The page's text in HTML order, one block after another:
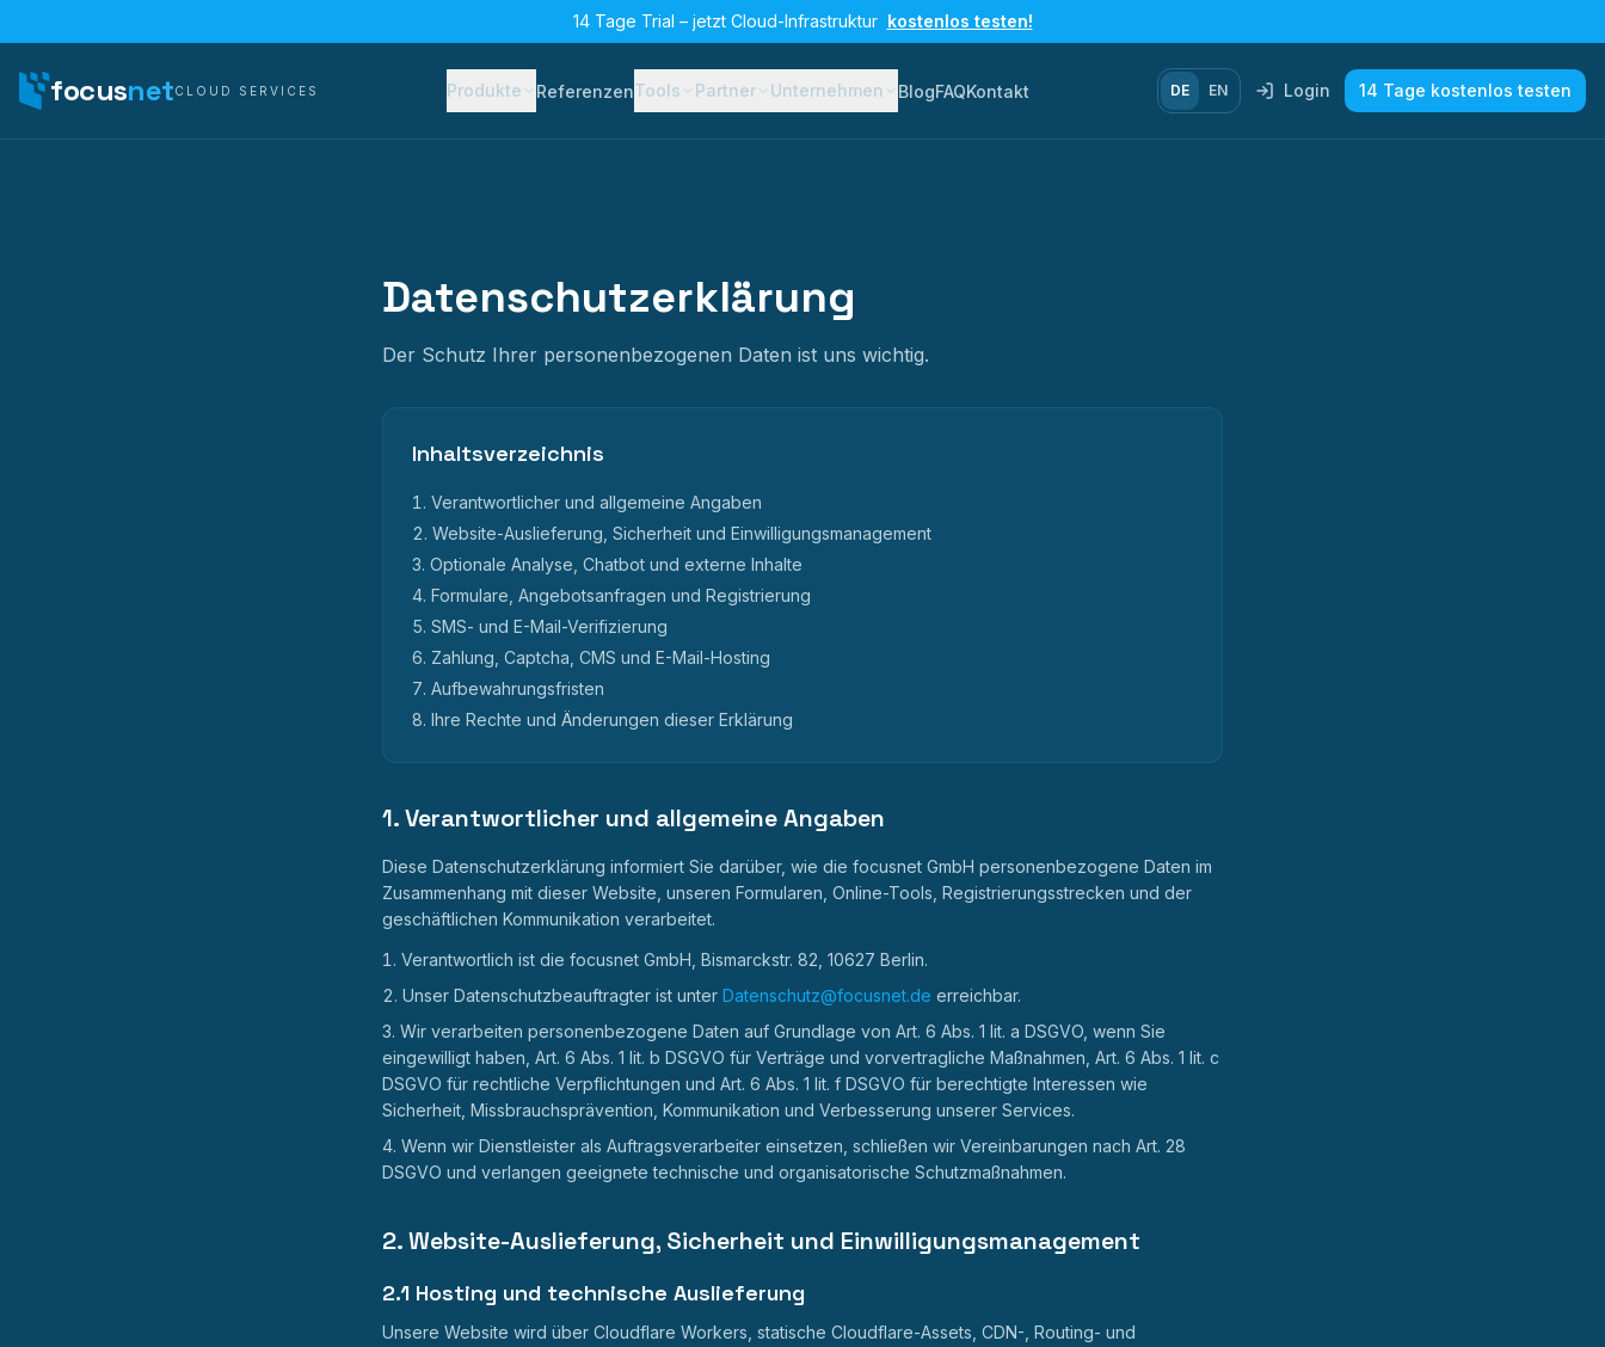
14 Tage Trial – jetzt Cloud-Infrastruktur kostenlos testen!
focusnetCLOUD SERVICES Produkte ReferenzenTools Partner Unternehmen BlogFAQKontakt DE EN Login 14 Tage kostenlos testen
Datenschutzerklärung
Der Schutz Ihrer personenbezogenen Daten ist uns wichtig.
Inhaltsverzeichnis
Verantwortlicher und allgemeine Angaben
Website-Auslieferung, Sicherheit und Einwilligungsmanagement
Optionale Analyse, Chatbot und externe Inhalte
Formulare, Angebotsanfragen und Registrierung
SMS- und E-Mail-Verifizierung
Zahlung, Captcha, CMS und E-Mail-Hosting
Aufbewahrungsfristen
Ihre Rechte und Änderungen dieser Erklärung
1. Verantwortlicher und allgemeine Angaben
Diese Datenschutzerklärung informiert Sie darüber, wie die focusnet GmbH personenbezogene Daten im
Zusammenhang mit dieser Website, unseren Formularen, Online-Tools, Registrierungsstrecken und der
geschäftlichen Kommunikation verarbeitet.
Verantwortlich ist die focusnet GmbH, Bismarckstr. 82, 10627 Berlin.
Unser Datenschutzbeauftragter ist unter Datenschutz@focusnet.de erreichbar.
Wir verarbeiten personenbezogene Daten auf Grundlage von Art. 6 Abs. 1 lit. a DSGVO, wenn Sie
eingewilligt haben, Art. 6 Abs. 1 lit. b DSGVO für Verträge und vorvertragliche Maßnahmen, Art. 6 Abs. 1 lit. c
DSGVO für rechtliche Verpflichtungen und Art. 6 Abs. 1 lit. f DSGVO für berechtigte Interessen wie
Sicherheit, Missbrauchsprävention, Kommunikation und Verbesserung unserer Services.
Wenn wir Dienstleister als Auftragsverarbeiter einsetzen, schließen wir Vereinbarungen nach Art. 28
DSGVO und verlangen geeignete technische und organisatorische Schutzmaßnahmen.
2. Website-Auslieferung, Sicherheit und Einwilligungsmanagement
2.1 Hosting und technische Auslieferung
Unsere Website wird über Cloudflare Workers, statische Cloudflare-Assets, CDN-, Routing- und